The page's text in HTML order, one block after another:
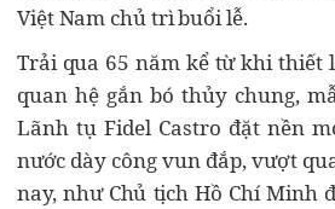
Việt Nam chủ trì buổi lễ.
Trải qua 65 năm kể từ khi thiết
quan hệ gắn bó thủy chung,
Lãnh tụ Fidel Castro đặt nền
nước dày công vun đắp, vượt
nay, như Chủ tịch Hồ Chí Minh